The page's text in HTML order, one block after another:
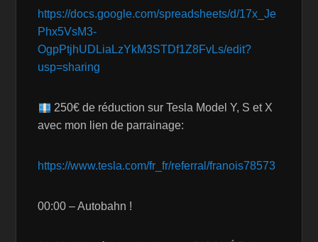
https://docs.google.com/spreadsheets/d/17x_Je
Phx5VsM3-
OgpPtjhUDLiaLzYkM3STDf1Z8FvLs/edit?
usp=sharing
250€ de réduction sur Tesla Model Y, S et X
avec mon lien de parrainage:
https://www.tesla.com/fr_fr/referral/franois78573
00:00 – Autobahn !